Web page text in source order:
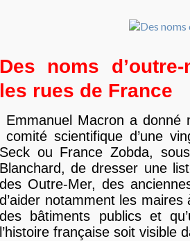
Des noms
les rues de France
Emmanuel Macron a donné
comité scientifique d’une
Seck ou France Zobda,
Blanchard, de dresser une
des Outre-Mer, des
d’aider notamment les
des bâtiments publics et
l’histoire française soit visible